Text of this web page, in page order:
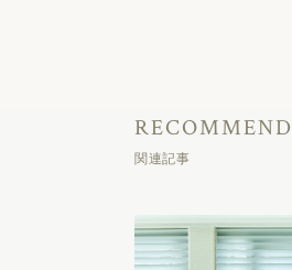
RECOMMEND
関連記事